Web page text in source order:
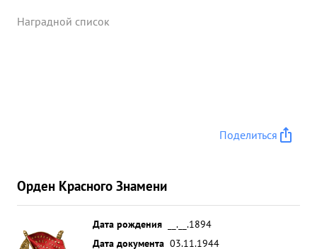
Наградной список
Поделиться
Орден Красного Знамени
Дата рождения
__.__.1894
Дата документа 03.11.1944